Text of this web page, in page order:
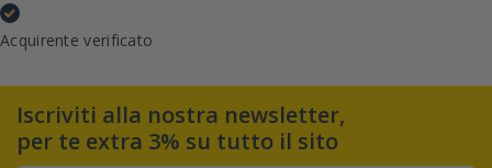
Acquirente verificato
Iscriviti alla nostra newsletter,
per te extra 3% su tutto il sito